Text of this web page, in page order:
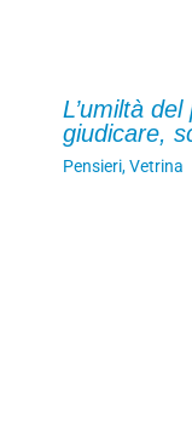
L’umiltà
giudicare,
Pensieri,Vetrina